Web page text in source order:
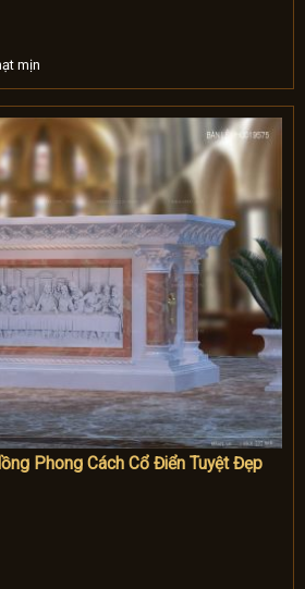
mịn
Phong Cách Cổ Điển Tuyệt Đẹp